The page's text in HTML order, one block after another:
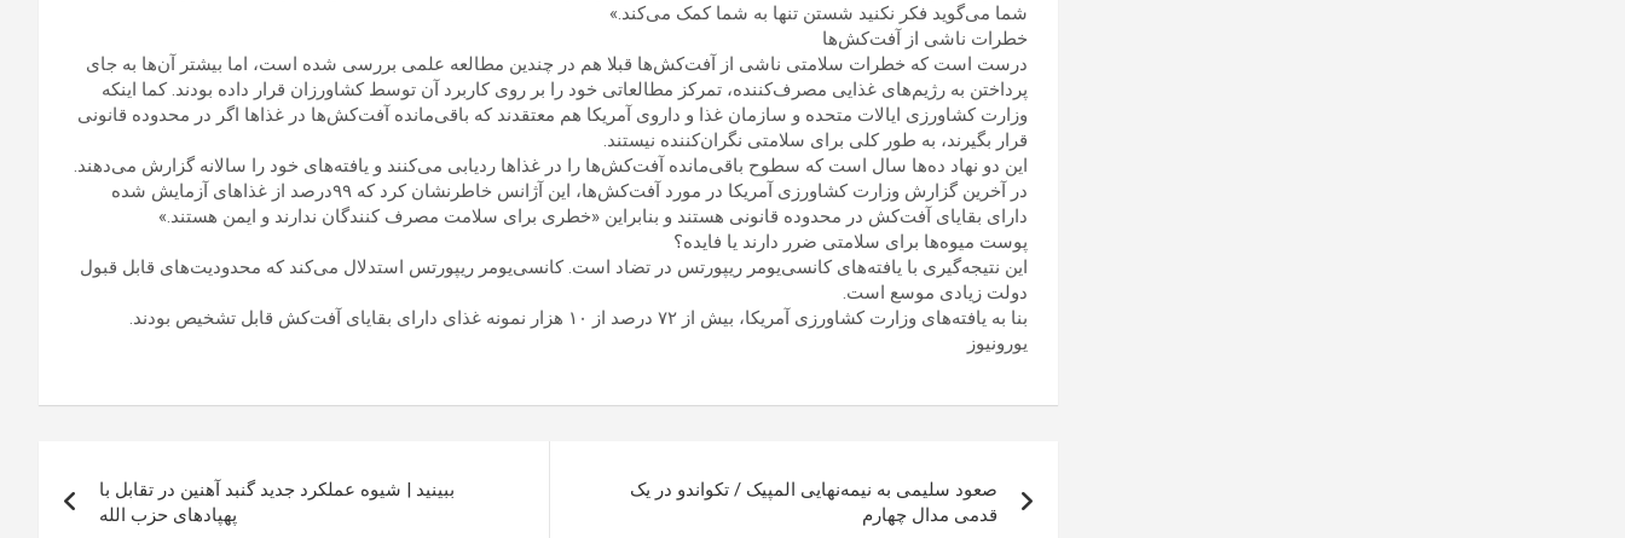
شما می‌گوید فکر نکنید شستن تنها به شما کمک می‌کند.»
خطرات ناشی از آفت‌کش‌ها
درست است که خطرات سلامتی ناشی از آفت‌کش‌ها قبلا هم در چندین مطالعه علمی بررسی شده است، اما بیشتر آن‌ها به جای
پرداختن به رژیم‌های غذایی مصرف‌کننده، تمرکز مطالعاتی خود را بر روی کاربرد آن توسط کشاورزان قرار داده بودند. کما اینکه
وزارت کشاورزی ایالات متحده و سازمان غذا و داروی آمریکا هم معتقدند که باقی‌مانده آفت‌کش‌ها در غذاها اگر در محدوده قانونی
قرار بگیرند، به طور کلی برای سلامتی نگران‌کننده نیستند.
این دو نهاد ده‌ها سال است که سطوح باقی‌مانده آفت‌کش‌ها را در غذاها ردیابی می‌کنند و یافته‌های خود را سالانه گزارش می‌دهند.
در آخرین گزارش وزارت کشاورزی آمریکا در مورد آفت‌کش‌ها، این آژانس خاطرنشان کرد که ۹۹درصد از غذاهای آزمایش شده
دارای بقایای آفت‌کش در محدوده قانونی هستند و بنابراین «خطری برای سلامت مصرف کنندگان ندارند و ایمن هستند.»
پوست میوه‌ها برای سلامتی ضرر دارند یا فایده؟
این نتیجه‌گیری با یافته‌های کانسی‌یومر ریپورتس در تضاد است. کانسی‌یومر ریپورتس استدلال می‌کند که محدودیت‌های قابل قبول
دولت زیادی موسع است.
بنا به یافته‌های وزارت کشاورزی آمریکا، بیش از ۷۲ درصد از ۱۰ هزار نمونه غذای دارای بقایای آفت‌کش قابل تشخیص بودند.
یورونیوز
نوشته
صعود سلیمی به نیمه‌نهایی المپیک / تکواندو در یک
قدمی مدال چهارم
ببینید | شیوه عملکرد جدید گنبد آهنین در تقابل با
پهپادهای حزب الله